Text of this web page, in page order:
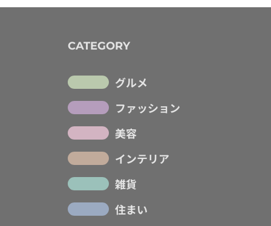
CATEGORY
グルメ
ファッション
美容
インテリア
雑貨
住まい